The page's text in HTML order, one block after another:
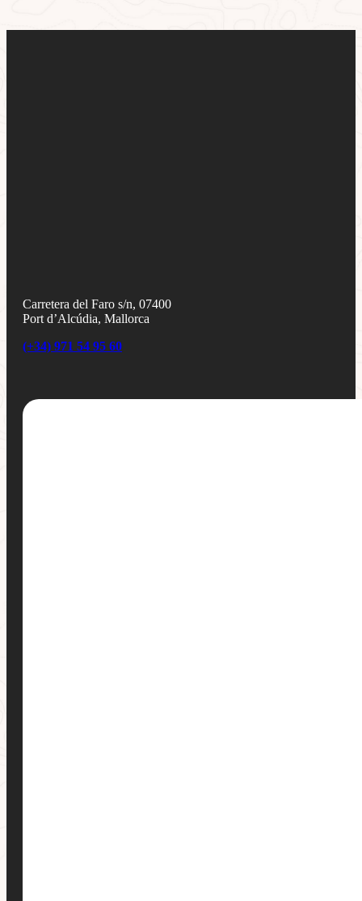
Carretera del Faro s/n, 07400
Port d’Alcúdia, Mallorca
(+34) 971 54 95 60